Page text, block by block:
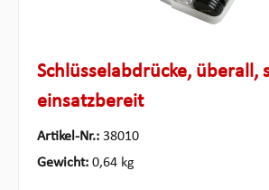
Schlüsselabdrücke, überall,
einsatzbereit
Artikel-Nr.: 38010
Gewicht: 0,64 kg